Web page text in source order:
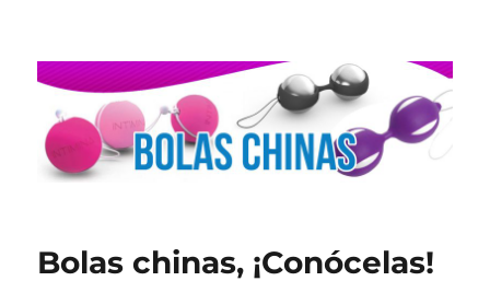
Bolas chinas, ¡Conócelas!